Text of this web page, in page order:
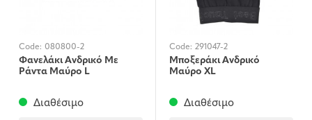
Code: 080800-2
Φανελάκι Ανδρικό Με
Ράντα Μαύρο L
Διαθέσιμο
Code: 291047-2
Μποξεράκι Ανδρικό
Μαύρο XL
Διαθέσιμο